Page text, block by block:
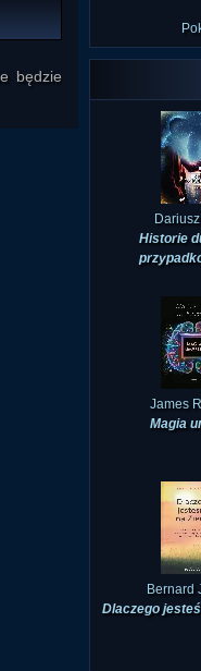
będzie
Historie
James
Magia
Bernard
Dlaczego